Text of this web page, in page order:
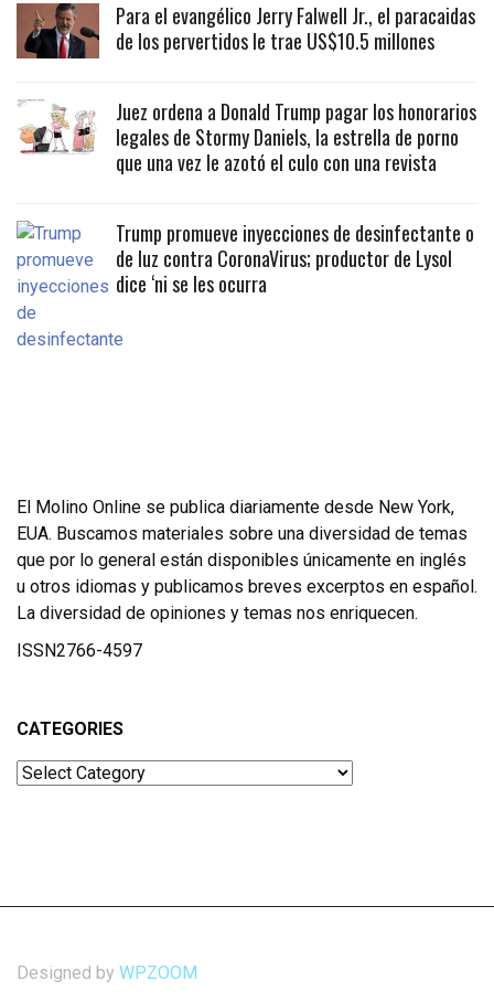
Para el evangélico Jerry Falwell Jr., el paracaidas
de los pervertidos le trae US$10.5 millones
Juez ordena a Donald Trump pagar los honorarios
legales de Stormy Daniels, la estrella de porno
que una vez le azotó el culo con una revista
Trump promueve inyecciones de desinfectante o
de luz contra CoronaVirus; productor de Lysol
dice ‘ni se les ocurra
El Molino Online se publica diariamente desde New York,
EUA. Buscamos materiales sobre una diversidad de temas
que por lo general están disponibles únicamente en inglés
u otros idiomas y publicamos breves excerptos en español.
La diversidad de opiniones y temas nos enriquecen.
ISSN2766-4597
CATEGORIES
Categories
Designed by WPZOOM